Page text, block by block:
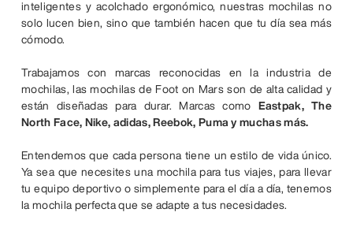
inteligentes y acolchado ergonómico, nuestras mochilas no
solo lucen bien, sino que también hacen que tu día sea más
cómodo.
Trabajamos con marcas reconocidas en la industria de
mochilas, las mochilas de Foot on Mars son de alta calidad y
están diseñadas para durar. Marcas como Eastpak, The
North Face, Nike, adidas, Reebok, Puma y muchas más.
Entendemos que cada persona tiene un estilo de vida único.
Ya sea que necesites una mochila para tus viajes, para llevar
tu equipo deportivo o simplemente para el día a día, tenemos
la mochila perfecta que se adapte a tus necesidades.